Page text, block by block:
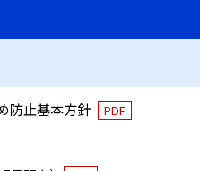
防止基本方針 PDF